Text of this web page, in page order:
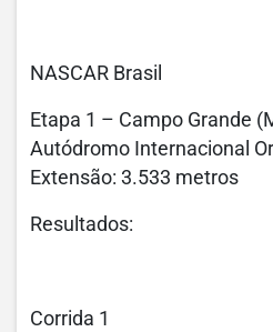
NASCAR Brasil
Etapa 1 – Campo Grande
Autódromo Internacional
Extensão: 3.533 metros
Resultados:
Corrida 1